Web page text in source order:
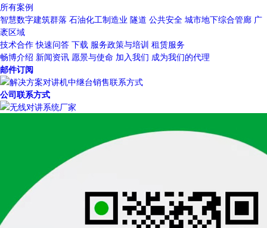
所有案例
智慧数字建筑群落 石油化工制造业 隧道 公共安全 城市地下综合管廊 广
袤区域
技术合作 快速问答 下载 服务政策与培训 租赁服务
畅博介绍 新闻资讯 愿景与使命 加入我们 成为我们的代理
邮件订阅
公司联系方式